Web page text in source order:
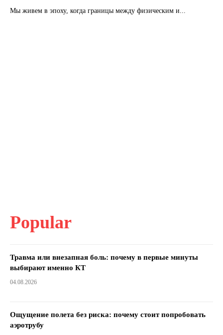
Мы живем в эпоху, когда границы между физическим и...
Popular
Травма или внезапная боль: почему в первые минуты
выбирают именно КТ
04.08.2026
Ощущение полета без риска: почему стоит попробовать
аэротрубу